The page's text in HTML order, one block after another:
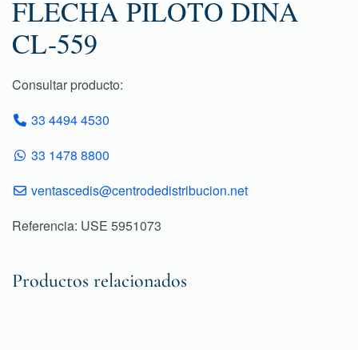
FLECHA PILOTO DINA
CL-559
Consultar producto:
33 4494 4530
33 1478 8800
ventascedis@centrodedistribucion.net
Referencia: USE 5951073
Productos relacionados